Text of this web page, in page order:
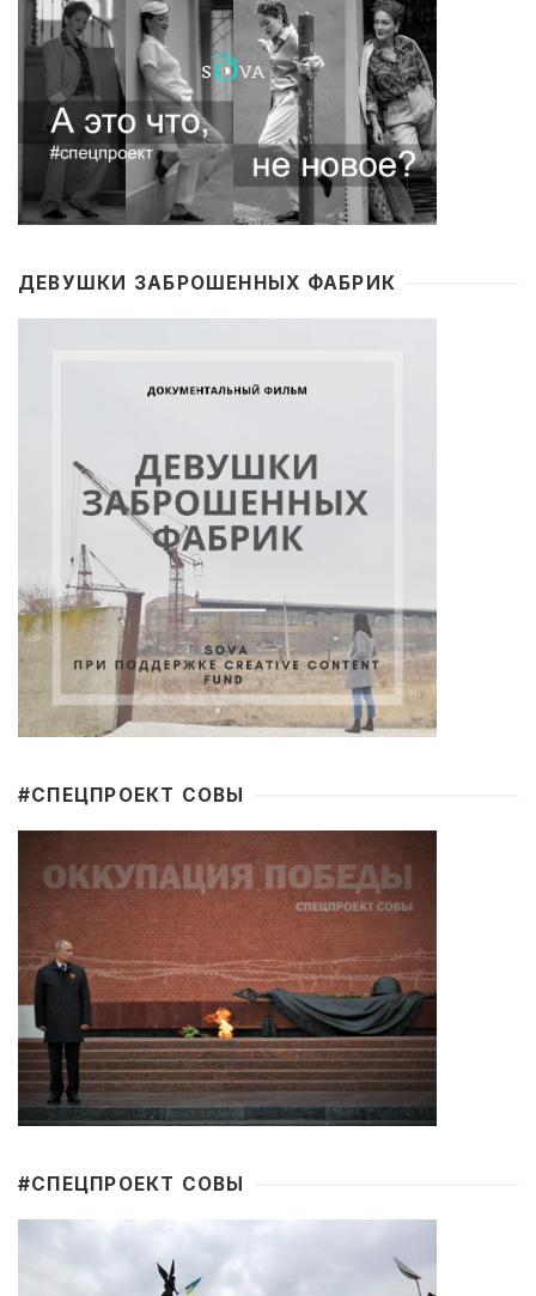
ДЕВУШКИ ЗАБРОШЕННЫХ ФАБРИК
#CПЕЦПРОЕКТ СОВЫ
#CПЕЦПРОЕКТ СОВЫ